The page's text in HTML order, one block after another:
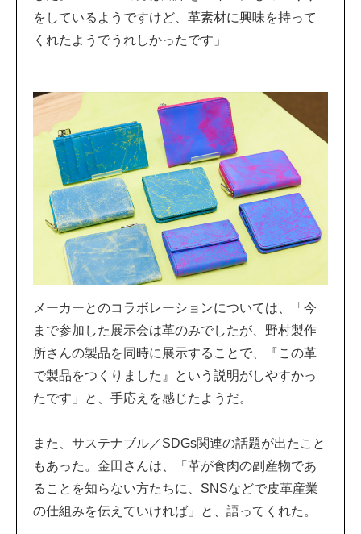
をしているようですけど、革素材に興味を持って
くれたようでうれしかったです」
メーカーとのコラボレーションについては、「今
まで参加した展示会は革のみでしたが、野村製作
所さんの製品を同時に展示することで、『この革
で製品をつくりました』という説明がしやすかっ
たです」と、手応えを感じたようだ。
また、サステナブル／SDGs関連の話題が出たこと
もあった。金田さんは、「革が食肉の副産物であ
ることを知らない方たちに、SNSなどで皮革産業
の仕組みを伝えていければ」と、語ってくれた。